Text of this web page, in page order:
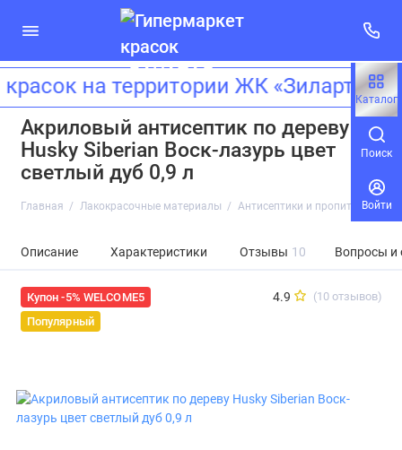
Каталог
Поиск
Войти
на территории ЖК «Зиларт»!
Акриловый антисептик по дереву
Husky Siberian Воск-лазурь цвет
светлый дуб 0,9 л
Главная Лакокрасочные материалы Антисептики и пропитки
Описание Характеристики Отзывы 10 Вопросы и
Купон -5% WELCOME5
Популярный
4.9 (10 отзывов)